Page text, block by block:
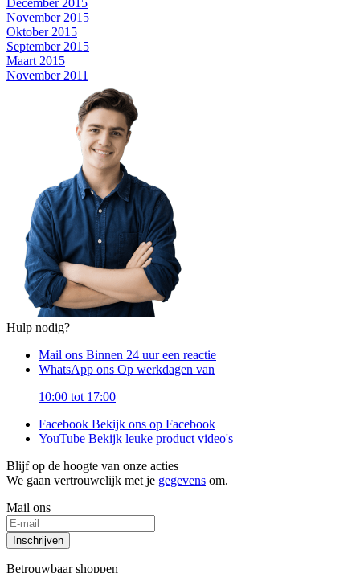
December 2015
November 2015
Oktober 2015
September 2015
Maart 2015
November 2011
Hulp nodig?
Mail ons Binnen 24 uur een reactie
WhatsApp ons Op werkdagen van
10:00 tot 17:00
Facebook Bekijk ons op Facebook
YouTube Bekijk leuke product video's
Blijf op de hoogte van onze acties
We gaan vertrouwelijk met je gegevens om.
Mail ons
Inschrijven
Betrouwbaar shoppen